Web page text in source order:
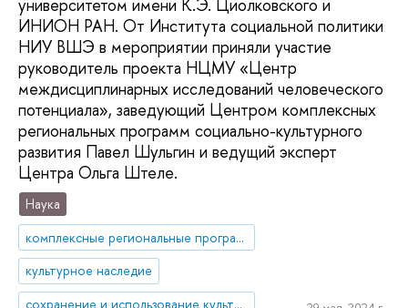
университетом имени К.Э. Циолковского и
ИНИОН РАН. От Института социальной политики
НИУ ВШЭ в мероприятии приняли участие
руководитель проекта НЦМУ «Центр
междисциплинарных исследований человеческого
потенциала», заведующий Центром комплексных
региональных программ социально-культурного
развития Павел Шульгин и ведущий эксперт
Центра Ольга Штеле.
Наука
комплексные региональные программы
культурное наследие
сохранение и использование культурного наследия